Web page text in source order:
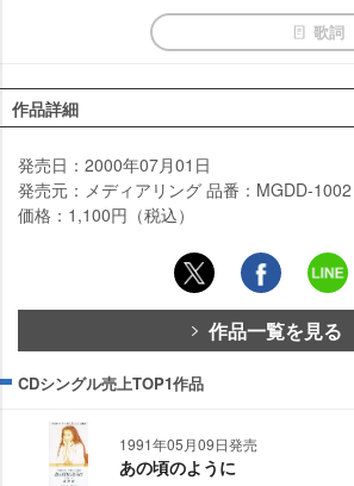
歌詞
作品詳細
発売日：2000年07月01日
発売元：メディアリング 品番：MGDD-1002
価格：1,100円（税込）
作品一覧を見る
CDシングル売上TOP1作品
1991年05月09日発売
あの頃のように